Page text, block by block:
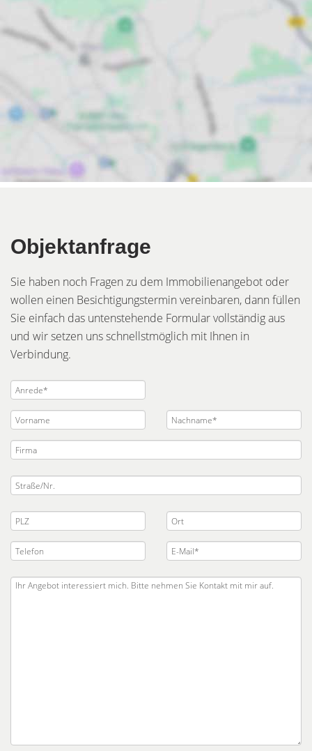
Objektanfrage
Sie haben noch Fragen zu dem Immobilienangebot oder
wollen einen Besichtigungstermin vereinbaren, dann füllen
Sie einfach das untenstehende Formular vollständig aus
und wir setzen uns schnellstmöglich mit Ihnen in
Verbindung.